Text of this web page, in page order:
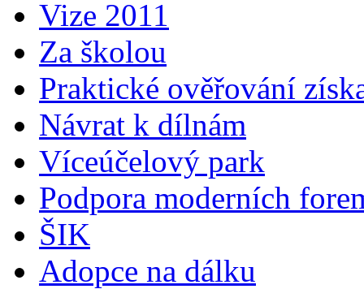
Vize 2011
Za školou
Praktické ověřování
Návrat k dílnám
Víceúčelový park
Podpora moderních
ŠIK
Adopce na dálku